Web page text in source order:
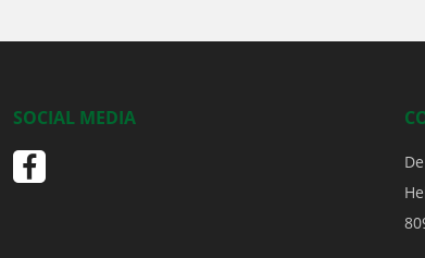
SOCIAL MEDIA